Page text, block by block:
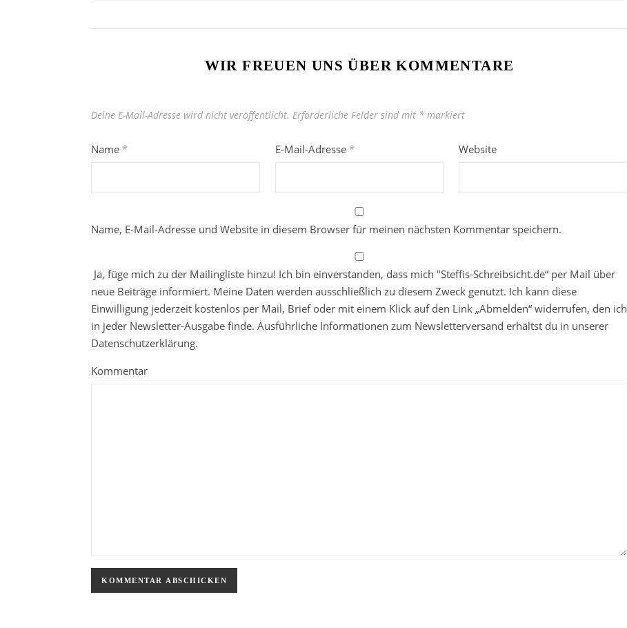
WIR FREUEN UNS ÜBER KOMMENTARE
Deine E-Mail-Adresse wird nicht veröffentlicht. Erforderliche Felder sind mit * markiert
Name * E-Mail-Adresse * Website
Name, E-Mail-Adresse und Website in diesem Browser für meinen nächsten Kommentar speichern.
Ja, füge mich zu der Mailingliste hinzu! Ich bin einverstanden, dass mich "Steffis-Schreibsicht.de“ per Mail über
neue Beiträge informiert. Meine Daten werden ausschließlich zu diesem Zweck genutzt. Ich kann diese
Einwilligung jederzeit kostenlos per Mail, Brief oder mit einem Klick auf den Link „Abmelden“ widerrufen, den ich
in jeder Newsletter-Ausgabe finde. Ausführliche Informationen zum Newsletterversand erhältst du in unserer
Datenschutzerklärung.
Kommentar